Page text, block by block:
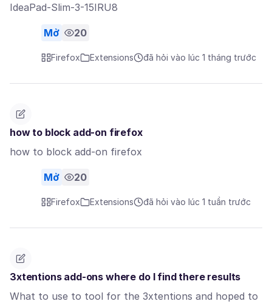
IdeaPad-Slim-3-15IRU8
Mở 20
Firefox Extensions đã hỏi vào lúc 1 tháng trước
how to block add-on firefox
how to block add-on firefox
Mở 20
Firefox Extensions đã hỏi vào lúc 1 tuần trước
3xtentions add-ons where do I find there results
What to use to tool for the 3xtentions and hoped to